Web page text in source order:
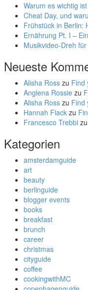
Warum es wichtig
Cheat Day, und
Frühstück in Berlin:
Ernährung Pt. I –
Musikvideo-Dreh
Neueste
Alisha Ross zu Find
Anglena Rossie zu
Alisha Ross zu Find
Hannah Flack zu
Francesco Trebbi zu
Kategorien
amsterdamguide
art
beauty
berlinguide
blogger events
books
breakfast
brunch
career
christmas
cityguide
coffee
cookingwithMC